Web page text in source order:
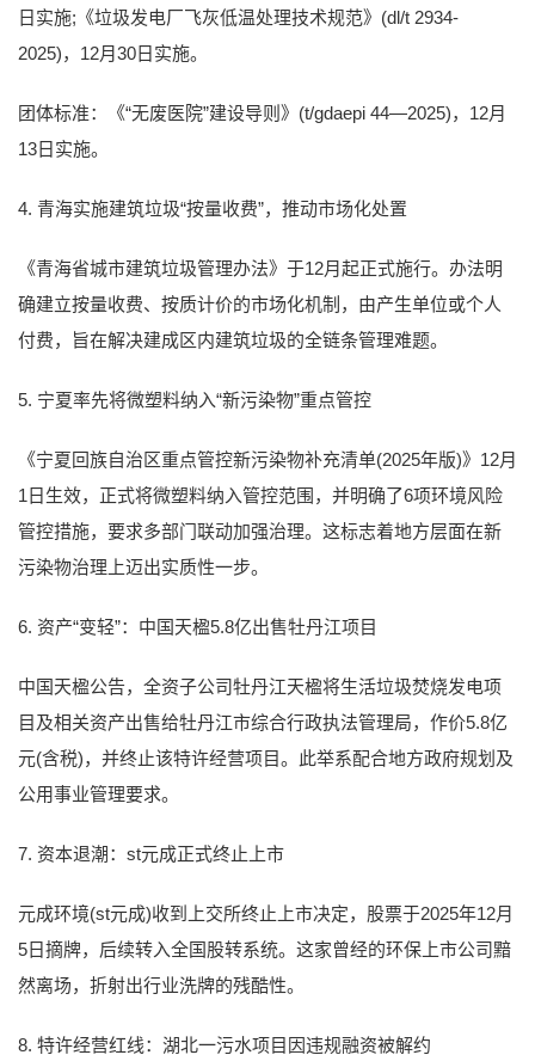
日实施;《垃圾发电厂飞灰低温处理技术规范》(dl/t 2934-
2025)，12月30日实施。
团体标准：《“无废医院”建设导则》(t/gdaepi 44—2025)，12月
13日实施。
4. 青海实施建筑垃圾“按量收费”，推动市场化处置
《青海省城市建筑垃圾管理办法》于12月起正式施行。办法明
确建立按量收费、按质计价的市场化机制，由产生单位或个人
付费，旨在解决建成区内建筑垃圾的全链条管理难题。
5. 宁夏率先将微塑料纳入“新污染物”重点管控
《宁夏回族自治区重点管控新污染物补充清单(2025年版)》12月
1日生效，正式将微塑料纳入管控范围，并明确了6项环境风险
管控措施，要求多部门联动加强治理。这标志着地方层面在新
污染物治理上迈出实质性一步。
6. 资产“变轻”：中国天楹5.8亿出售牡丹江项目
中国天楹公告，全资子公司牡丹江天楹将生活垃圾焚烧发电项
目及相关资产出售给牡丹江市综合行政执法管理局，作价5.8亿
元(含税)，并终止该特许经营项目。此举系配合地方政府规划及
公用事业管理要求。
7. 资本退潮：st元成正式终止上市
元成环境(st元成)收到上交所终止上市决定，股票于2025年12月
5日摘牌，后续转入全国股转系统。这家曾经的环保上市公司黯
然离场，折射出行业洗牌的残酷性。
8. 特许经营红线：湖北一污水项目因违规融资被解约